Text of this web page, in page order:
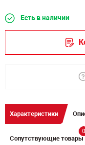
Есть в наличии
Характеристики
Сопутствующие товары
0